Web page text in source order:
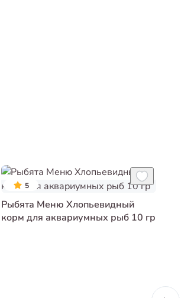
5
Рыбята Меню Хлопьевидный
корм для аквариумных рыб 10 гр